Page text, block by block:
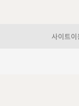
사이트